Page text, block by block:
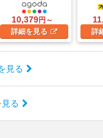
10,379円～
詳細を見る 詳
見る
る